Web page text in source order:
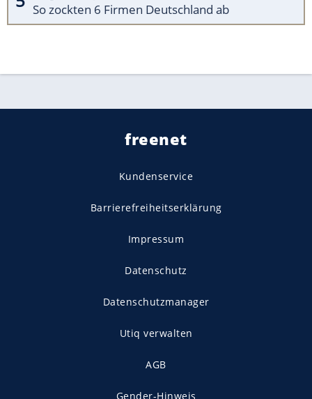
So zockten 6 Firmen Deutschland ab
freenet
Kundenservice
Barrierefreiheitserklärung
Impressum
Datenschutz
Datenschutzmanager
Utiq verwalten
AGB
Gender-Hinweis